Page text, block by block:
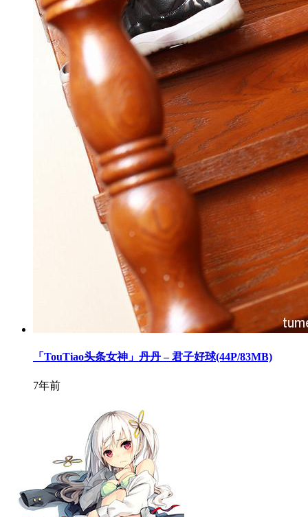
「TouTiao头条女神」丹丹 – 君子好球(44P/83MB)
7年前